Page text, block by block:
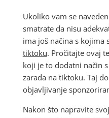
Ukoliko vam se
smatrate da nisu
ima još načina s kojima
tiktoku. Pročitajte ovaj
koji je to dodatni način
zarada na tiktoku. Taj
objavljivanje
Nakon što napravite